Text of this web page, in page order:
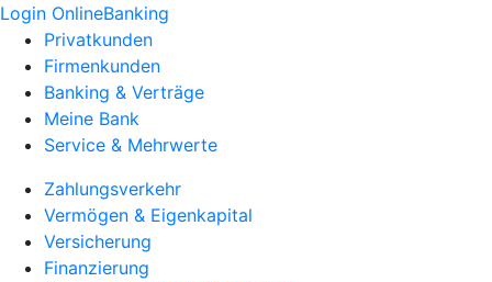
Login OnlineBanking
Privatkunden
Firmenkunden
Banking & Verträge
Meine Bank
Service & Mehrwerte
Zahlungsverkehr
Vermögen & Eigenkapital
Versicherung
Finanzierung